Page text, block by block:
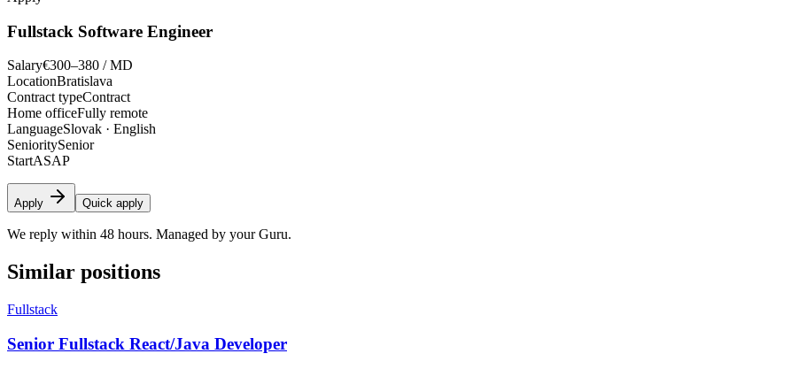
Fullstack Software Engineer
Salary€300–380 / MD
LocationBratislava
Contract typeContract
Home officeFully remote
LanguageSlovak · English
SenioritySenior
StartASAP
Apply Quick apply
We reply within 48 hours. Managed by your Guru.
Similar positions
Fullstack
Senior Fullstack React/Java Developer